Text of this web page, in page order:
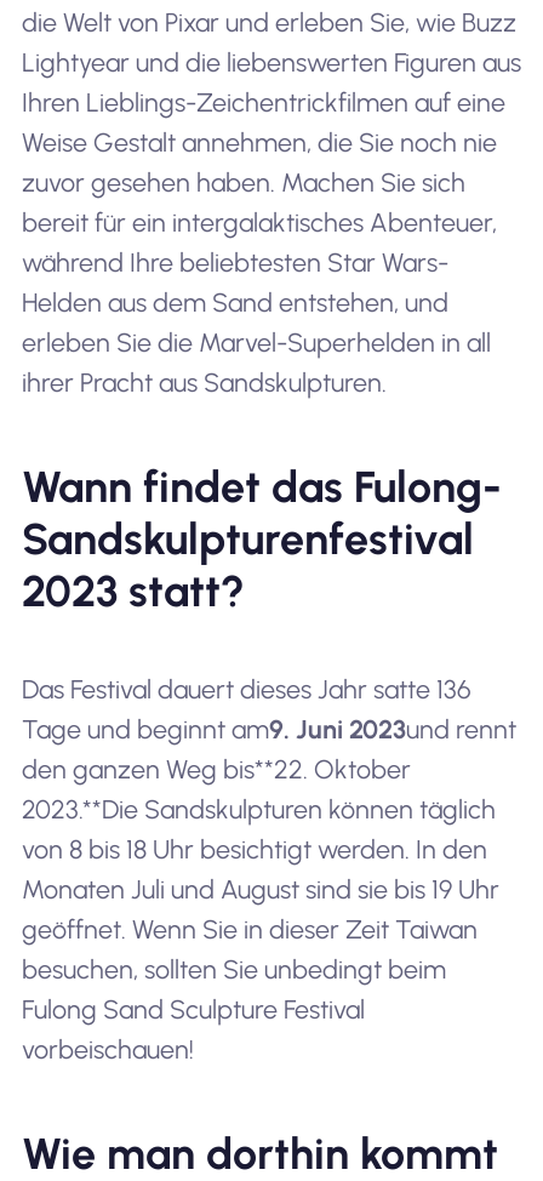
die Welt von Pixar und erleben Sie, wie Buzz
Lightyear und die liebenswerten Figuren aus
Ihren Lieblings-Zeichentrickfilmen auf eine
Weise Gestalt annehmen, die Sie noch nie
zuvor gesehen haben. Machen Sie sich
bereit für ein intergalaktisches Abenteuer,
während Ihre beliebtesten Star Wars-
Helden aus dem Sand entstehen, und
erleben Sie die Marvel-Superhelden in all
ihrer Pracht aus Sandskulpturen.
Wann findet das Fulong-
Sandskulpturenfestival
2023 statt?
Das Festival dauert dieses Jahr satte 136
Tage und beginnt am9. Juni 2023und rennt
den ganzen Weg bis**22. Oktober
2023.**Die Sandskulpturen können täglich
von 8 bis 18 Uhr besichtigt werden. In den
Monaten Juli und August sind sie bis 19 Uhr
geöffnet. Wenn Sie in dieser Zeit Taiwan
besuchen, sollten Sie unbedingt beim
Fulong Sand Sculpture Festival
vorbeischauen!
Wie man dorthin kommt